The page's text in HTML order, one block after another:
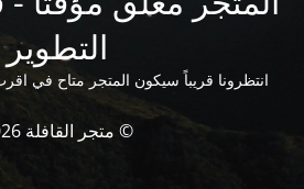
التطوير
انتظرونا قريباً سيكون المتجر متاح في
© متجر القافلة 2026